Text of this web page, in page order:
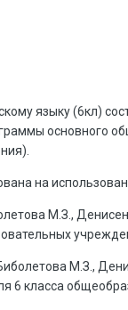
языку (6кл)
основного
на
М.З.,
М.З.,
6 класса